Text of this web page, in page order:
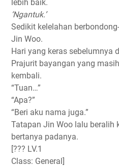
lebih baik.
‘Ngantuk.’
Sedikit kelelahan
Jin Woo.
Hari yang keras sebelumnya
Prajurit bayangan yang
kembali.
“Tuan…”
“Apa?”
“Beri aku nama juga.”
Tatapan Jin Woo lalu beralih
bertanya padanya.
[??? LV.1
Class: General]